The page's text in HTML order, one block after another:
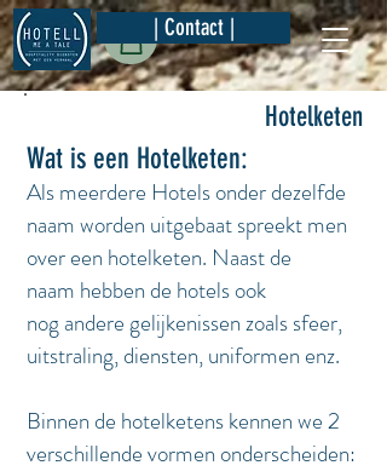
| Contact |
Hotelketen
Wat is een Hotelketen:
Als meerdere Hotels onder dezelfde
naam worden uitgebaat spreekt men
over een hotelketen. Naast de
naam hebben de hotels ook
nog andere gelijkenissen zoals sfeer,
uitstraling, diensten, uniformen enz.
Binnen de hotelketens kennen we 2
verschillende vormen onderscheiden: